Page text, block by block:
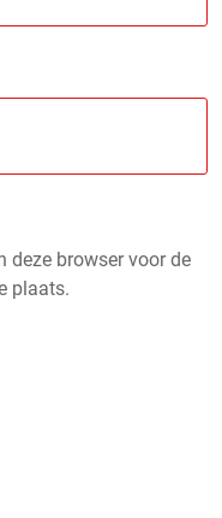
deze browser voor de
plaats.